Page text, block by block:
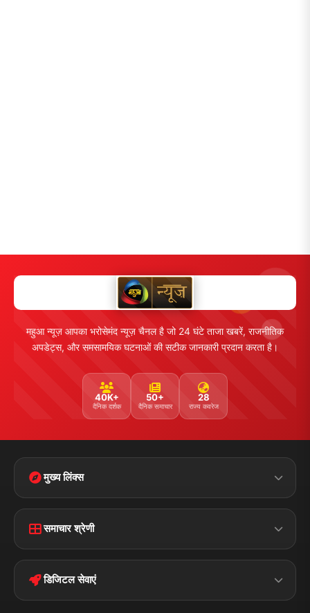
महुआ न्यूज़ आपका भरोसेमंद न्यूज़ चैनल है जो 24 घंटे ताजा खबरें, राजनीतिक
अपडेट्स, और समसामयिक घटनाओं की सटीक जानकारी प्रदान करता है।
40K+
दैनिक दर्शक
50+
दैनिक समाचार
28
राज्य कवरेज
मुख्य लिंक्स
Disclaimer
Terms &
Privacy Policy
समाचार श्रेणी
पॉलिटिकल झारखण्ड
डिजिटल सेवाएं